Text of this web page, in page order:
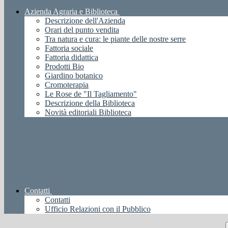
Azienda Agraria e Biblioteca
Descrizione dell'Azienda
Orari del punto vendita
Tra natura e cura: le piante delle nostre serre
Fattoria sociale
Fattoria didattica
Prodotti Bio
Giardino botanico
Cromoterapia
Le Rose de "Il Tagliamento"
Descrizione della Biblioteca
Novità editoriali Biblioteca
Contatti
Contatti
Ufficio Relazioni con il Pubblico